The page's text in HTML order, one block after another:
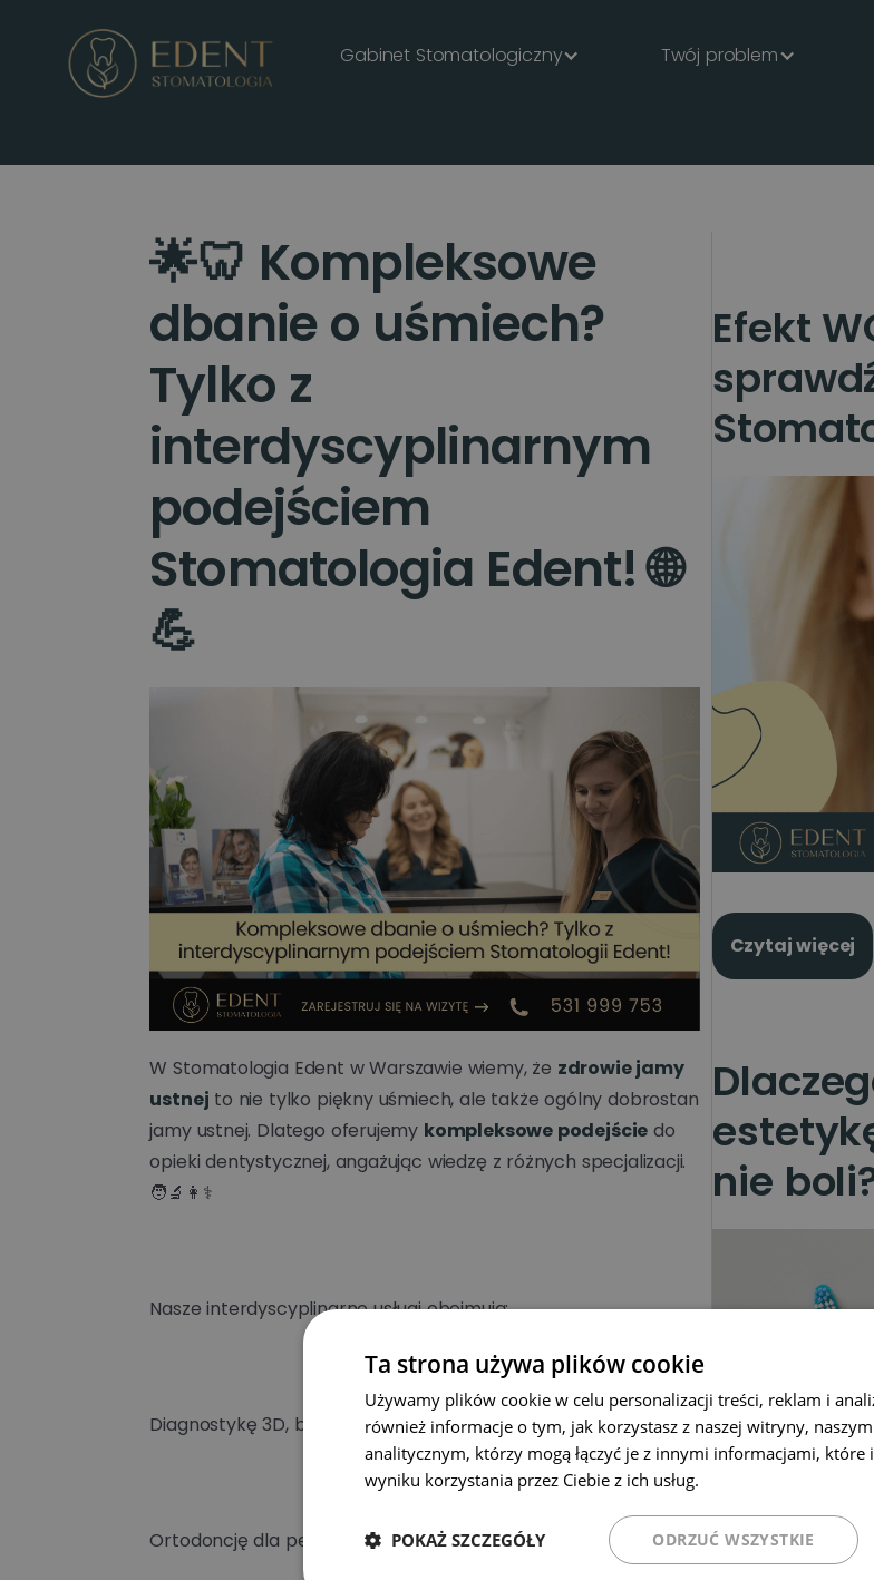
Gabinet Stomatologiczny Twój problem
🌟🦷 Kompleksowe
dbanie o uśmiech?
Tylko z
interdyscyplinarnym
podejściem
Stomatologia Edent! 🌐
💪
W Stomatologia Edent w Warszawie wiemy, że zdrowie jamy
ustnej to nie tylko piękny uśmiech, ale także ogólny dobrostan
jamy ustnej. Dlatego oferujemy kompleksowe podejście do
opieki dentystycznej, angażując wiedzę z różnych specjalizacji.
🧑🔬👩⚕️
Nasze interdyscyplinarne usługi obejmują:
Diagnostykę 3D, by zobaczyć problem z każdej perspektywy 🖥️
Ortodoncję dla perfekcyjnego ułożenia zębów 🪥
Efekt
Czytaj więcej
nie
Ta strona używa plików cookie
Używamy plików cookie w celu personalizacji treści, reklam i
również informacje o tym, jak korzystasz z naszej witryny,
analitycznym, którzy mogą łączyć je z innymi informacjami, które
wyniku korzystania przez Ciebie z ich usług.
ODRZUĆ WSZYSTKIE
POKAŻ SZCZEGÓŁY